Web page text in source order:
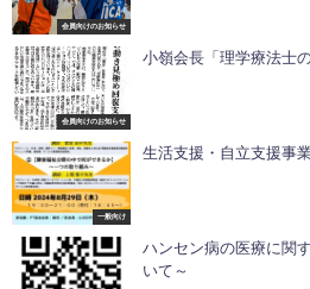
会員向けのお知らせ
会員向けのお知らせ
小嶺会長「理学療法士
一般向け
生活支援・自立支援事
ハンセン病の医療に関
いて～